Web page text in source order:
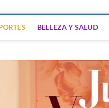
BELLEZA Y SALUD